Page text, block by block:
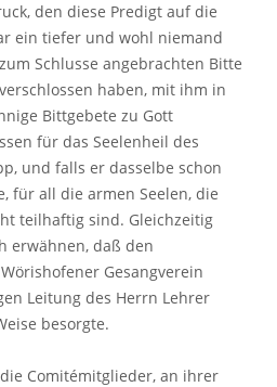
den diese Predigt auf die
ein tiefer und wohl niemand
Schlusse angebrachten Bitte
haben, mit ihm in
Bittgebete zu Gott
für das Seelenheil des
und falls er dasselbe schon
für all die armen Seelen, die
teilhaftig sind. Gleichzeitig
erwähnen, daß den
Gesangverein
Leitung des Herrn Lehrer
besorgte.
Comitémitglieder, an ihrer